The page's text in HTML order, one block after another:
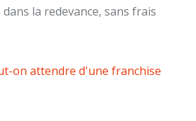
la redevance, sans frais
on attendre d'une franchise